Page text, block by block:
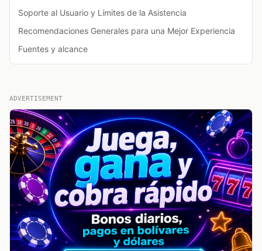
Soporte al Usuario y Límites de la Asistencia
Recomendaciones Generales para una Mejor Experiencia
Fuentes y alcance
ADVERTISEMENT